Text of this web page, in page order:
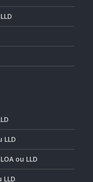
LLD
ou LLD
LLD